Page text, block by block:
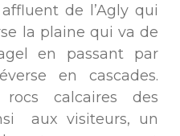
affluent de l’Agly qui
la plaine qui va de
en passant par
en cascades.
calcaires des
aux visiteurs, un